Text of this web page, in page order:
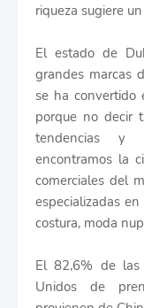
riqueza sugiere
El estado de
grandes marcas
se ha convertido
porque no decir
tendencias y
encontramos la
comerciales del
especializadas
costura, moda
El 82,6% de las
Unidos de